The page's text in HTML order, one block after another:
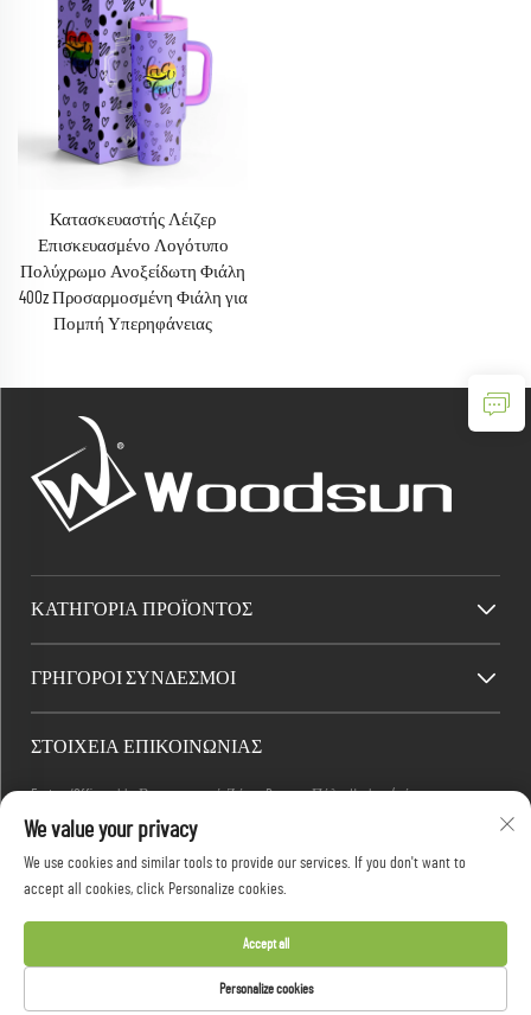
Κατασκευαστής Λέιζερ
Επισκευασμένο Λογότυπο
Πολύχρωμο Ανοξείδωτη Φιάλη
40Oz Προσαρμοσμένη Φιάλη για
Πομπή Υπερηφάνειας
ΚΑΤΗΓΟΡΊΑ ΠΡΟΪΌΝΤΟΣ
ΓΡΉΓΟΡΟΙ ΣΎΝΔΕΣΜΟΙ
ΣΤΟΙΧΕΊΑ ΕΠΙΚΟΙΝΩΝΊΑΣ
Factory/Office add : Βιομηχανική Ζώνη Dawang, Πόλη Heshan (νότια της
Εθνικής Ενδοχώρας Αυτοκινητοδρόμου 325), Yangjiang, Guangdong, Κίνα
Ηλεκτρονικό ταχυδρομείο:[email protected]
Τηλέφωνο:+86-13376626036
Πνευματικά δικαιώματα © 2026 Guangdong Woodsun Housewares Co., Ltd. Με
We value your privacy
We use cookies and similar tools to provide our services. If you don't want to
accept all cookies, click Personalize cookies.
Personalize cookies
Accept all